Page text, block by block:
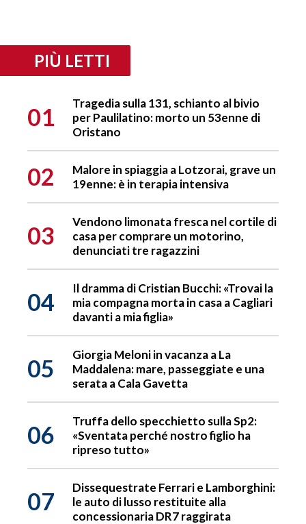
PIÙ LETTI
01
Tragedia sulla 131, schianto al bivio
per Paulilatino: morto un 53enne di
Oristano
02
Malore in spiaggia a Lotzorai, grave un
19enne: è in terapia intensiva
03
Vendono limonata fresca nel cortile di
casa per comprare un motorino,
denunciati tre ragazzini
04
Il dramma di Cristian Bucchi: «Trovai la
mia compagna morta in casa a Cagliari
davanti a mia figlia»
05
Giorgia Meloni in vacanza a La
Maddalena: mare, passeggiate e una
serata a Cala Gavetta
06
Truffa dello specchietto sulla Sp2:
«Sventata perché nostro figlio ha
ripreso tutto»
07
Dissequestrate Ferrari e Lamborghini:
le auto di lusso restituite alla
concessionaria DR7 raggirata